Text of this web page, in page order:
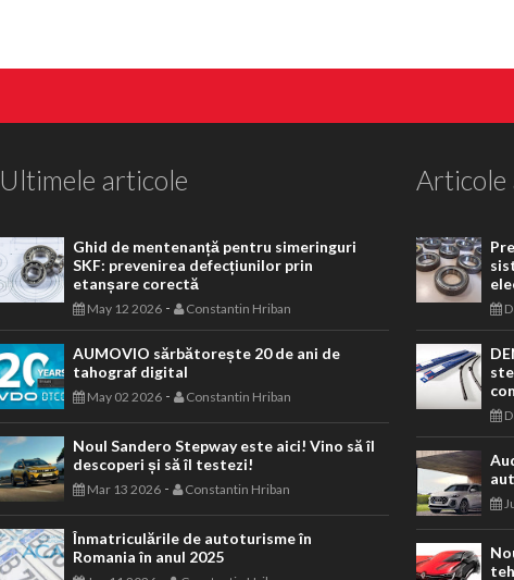
Ultimele articole
Ghid de mentenanță pentru simeringuri
SKF: prevenirea defecțiunilor prin
etanșare corectă
May 12 2026 - Constantin Hriban
AUMOVIO sărbătorește 20 de ani de
tahograf digital
May 02 2026 - Constantin Hriban
Noul Sandero Stepway este aici! Vino să îl
descoperi și să îl testezi!
Mar 13 2026 - Constantin Hriban
Înmatriculările de autoturisme în
Romania în anul 2025
Articole